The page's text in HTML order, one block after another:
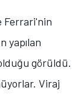
Ferrari'nin
yapılan
görüldü.
Viraj